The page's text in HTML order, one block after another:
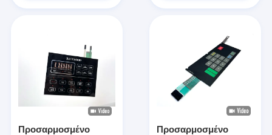
Διακόπτης μεμβρανών οδηγήσεων
Αφής διακόπτης μεμβρανών
Προσαρμοσμένο
Προσαρμοσμένο